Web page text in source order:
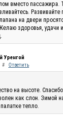
вместо пассажира.
Развивайте
на двери
здоровья, удачи
Уренгой
# Ответить
на высоте.
как слон. Зимой
тепло.